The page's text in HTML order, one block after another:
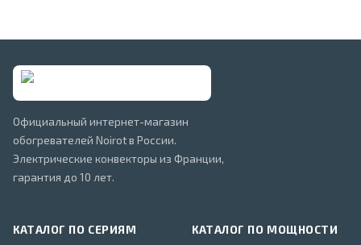
Официальный интернет-магазин
обогревателей Noirot в России.
Электрические конвекторы из Франции,
гарантия до 10 лет.
КАТАЛОГ ПО СЕРИЯМ КАТАЛОГ ПО МОЩНОСТИ